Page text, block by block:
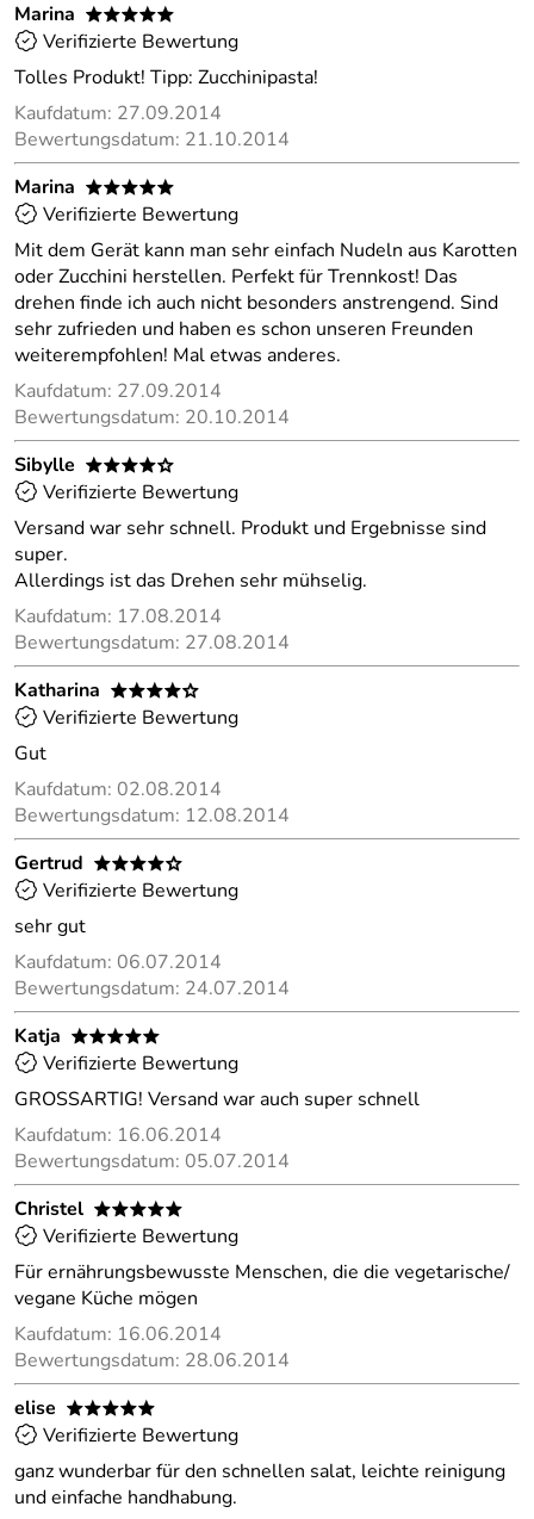
Marina
*****
Verifizierte Bewertung
Tolles Produkt! Tipp: Zucchinipasta!
Kaufdatum: 27.09.2014
Bewertungsdatum: 21.10.2014
Marina
*****
Verifizierte Bewertung
Mit dem Gerät kann man sehr einfach Nudeln aus Karotten
oder Zucchini herstellen. Perfekt für Trennkost! Das
drehen finde ich auch nicht besonders anstrengend. Sind
sehr zufrieden und haben es schon unseren Freunden
weiterempfohlen! Mal etwas anderes.
Kaufdatum: 27.09.2014
Bewertungsdatum: 20.10.2014
Sibylle
****o
Verifizierte Bewertung
Versand war sehr schnell. Produkt und Ergebnisse sind
super.
Allerdings ist das Drehen sehr mühselig.
Kaufdatum: 17.08.2014
Bewertungsdatum: 27.08.2014
Katharina
****o
Verifizierte Bewertung
Gut
Kaufdatum: 02.08.2014
Bewertungsdatum: 12.08.2014
Gertrud
****o
Verifizierte Bewertung
sehr gut
Kaufdatum: 06.07.2014
Bewertungsdatum: 24.07.2014
Katja
*****
Verifizierte Bewertung
GROSSARTIG! Versand war auch super schnell
Kaufdatum: 16.06.2014
Bewertungsdatum: 05.07.2014
Christel
*****
Verifizierte Bewertung
Für ernährungsbewusste Menschen, die die vegetarische/
vegane Küche mögen
Kaufdatum: 16.06.2014
Bewertungsdatum: 28.06.2014
elise
*****
Verifizierte Bewertung
ganz wunderbar für den schnellen salat, leichte reinigung
und einfache handhabung.